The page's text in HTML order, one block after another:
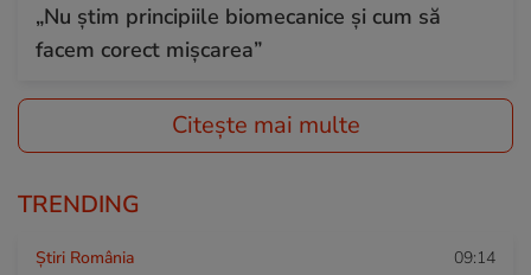
„Nu știm principiile biomecanice și cum să
facem corect mișcarea”
Citește mai multe
TRENDING
Știri România 09:14